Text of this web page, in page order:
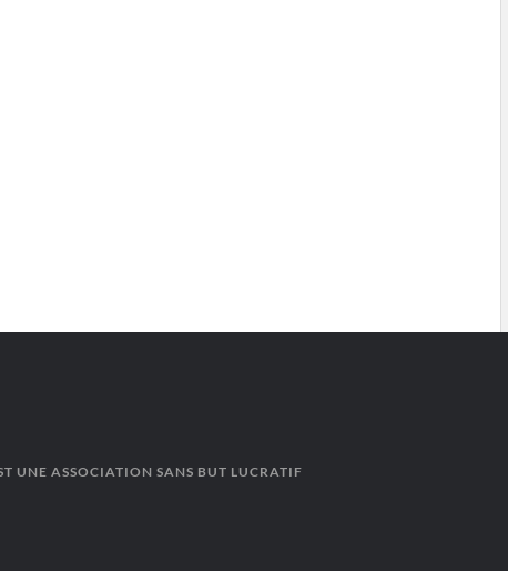
UNE ASSOCIATION SANS BUT LUCRATIF